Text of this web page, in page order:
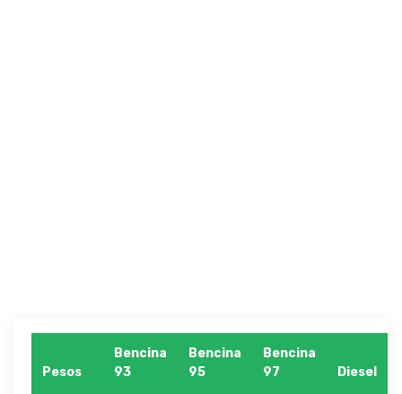
Pesos
Bencina
93
Bencina
95
Bencina
97
Diesel